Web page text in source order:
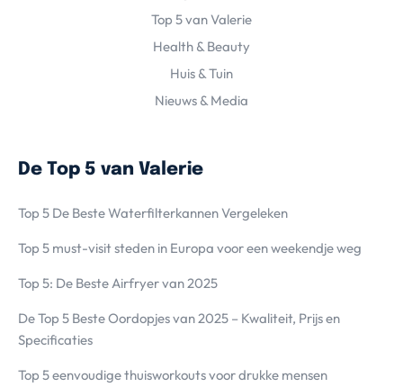
Top 5 van Valerie
Health & Beauty
Huis & Tuin
Nieuws & Media
De Top 5 van Valerie
Top 5 De Beste Waterfilterkannen Vergeleken
Top 5 must-visit steden in Europa voor een weekendje weg
Top 5: De Beste Airfryer van 2025
De Top 5 Beste Oordopjes van 2025 – Kwaliteit, Prijs en
Specificaties
Top 5 eenvoudige thuisworkouts voor drukke mensen